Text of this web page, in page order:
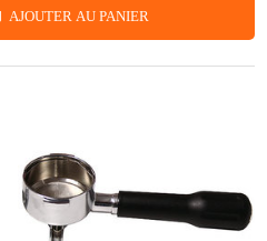
AJOUTER AU PANIER